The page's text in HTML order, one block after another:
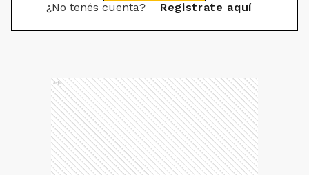
¿No tenés cuenta? Registrate aquí
Ads